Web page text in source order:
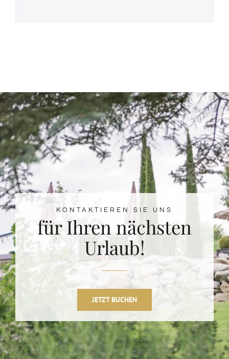
KONTAKTIEREN SIE UNS
für Ihren nächsten
Urlaub!
JETZT BUCHEN